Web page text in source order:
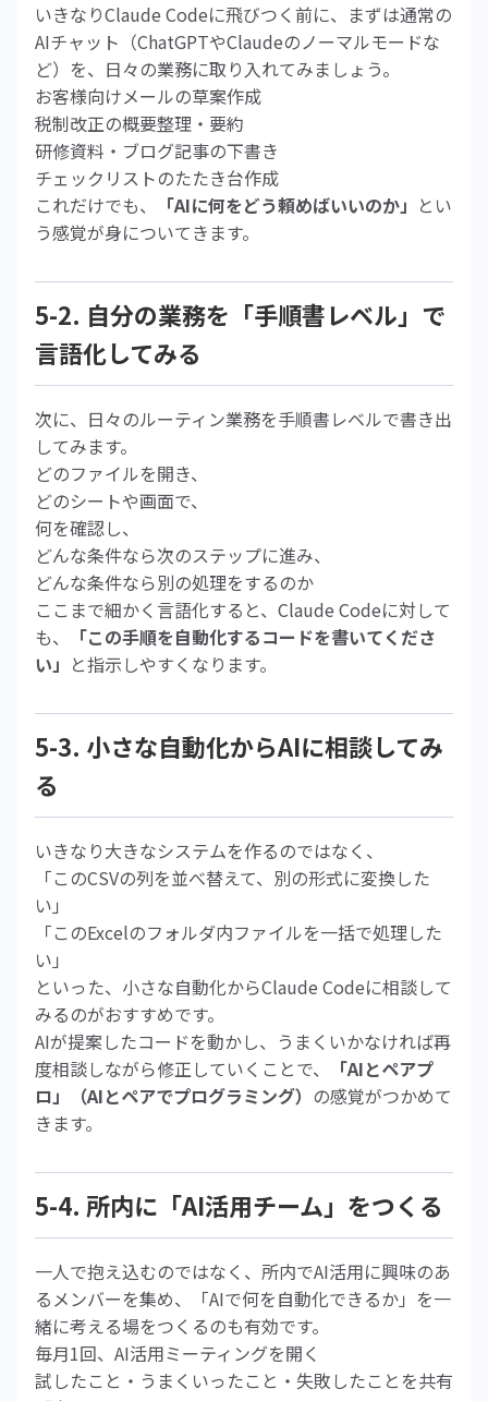
いきなりClaude Codeに飛びつく前に、まずは通常の
AIチャット（ChatGPTやClaudeのノーマルモードな
ど）を、日々の業務に取り入れてみましょう。
お客様向けメールの草案作成
税制改正の概要整理・要約
研修資料・ブログ記事の下書き
チェックリストのたたき台作成
これだけでも、
「AIに何をどう頼めばいいのか」 とい
う感覚が身についてきます。
5-2. 自分の業務を「手順書レベル」で
言語化してみる
次に、日々のルーティン業務を手順書レベルで書き出
してみます。
どのファイルを開き、
どのシートや画面で、
何を確認し、
どんな条件なら次のステップに進み、
どんな条件なら別の処理をするのか
ここまで細かく言語化すると、Claude Codeに対して
も、
「この手順を自動化するコードを書いてくださ
い」 と指示しやすくなります。
5-3. 小さな自動化からAIに相談してみ
る
いきなり大きなシステムを作るのではなく、
「このCSVの列を並べ替えて、別の形式に変換した
い」
「このExcelのフォルダ内ファイルを一括で処理した
い」
といった、小さな自動化からClaude Codeに相談して
みるのがおすすめです。
AIが提案したコードを動かし、うまくいかなければ再
度相談しながら修正していくことで、
「AIとペアプ
ロ」（AIとペアでプログラミング） の感覚がつかめて
きます。
5-4. 所内に「AI活用チーム」をつくる
一人で抱え込むのではなく、所内でAI活用に興味のあ
るメンバーを集め、「AIで何を自動化できるか」を一
緒に考える場をつくるのも有効です。
毎月1回、AI活用ミーティングを開く
試したこと・うまくいったこと・失敗したことを共有